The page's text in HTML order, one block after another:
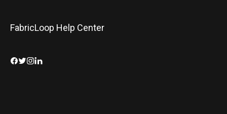
FabricLoop Help Center